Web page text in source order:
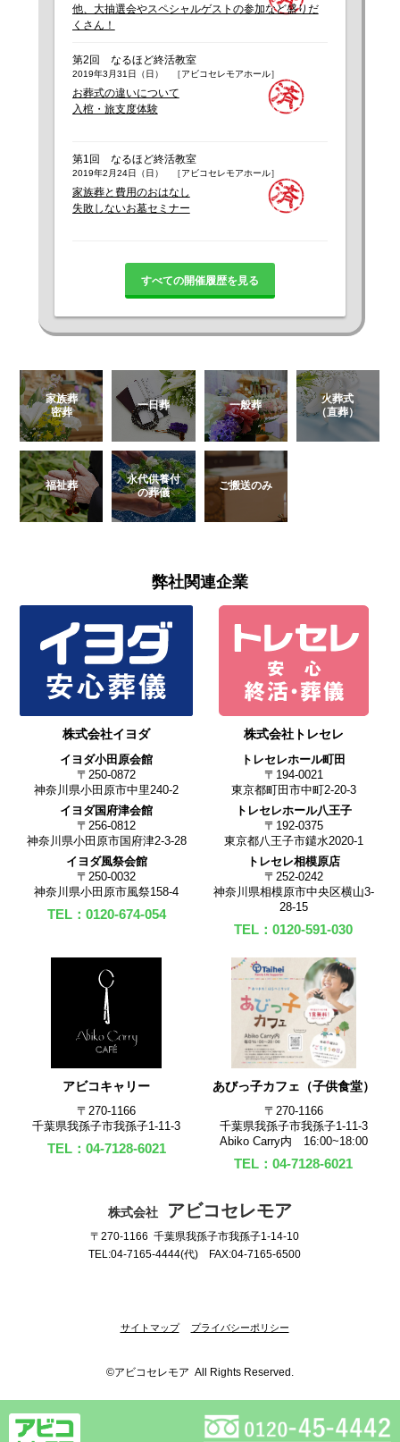
他、大抽選会やスペシャルゲストの参加など盛りだ
くさん！
第2回 なるほど終活教室
2019年3月31日（日） ［アビコセレモアホール］
お葬式の違いについて
入棺・旅支度体験
第1回 なるほど終活教室
2019年2月24日（日） ［アビコセレモアホール］
家族葬と費用のおはなし
失敗しないお墓セミナー
すべての開催履歴を見る
家族葬
密葬
一日葬 一般葬
火葬式
（直葬）
福祉葬
永代供養付
の葬儀
ご搬送のみ
弊社関連企業
株式会社イヨダ
イヨダ小田原会館
〒250-0872
神奈川県小田原市中里240-2
イヨダ国府津会館
〒256-0812
神奈川県小田原市国府津2-3-28
イヨダ風祭会館
〒250-0032
神奈川県小田原市風祭158-4
TEL：0120-674-054
株式会社トレセレ
トレセレホール町田
〒194-0021
東京都町田市中町2-20-3
トレセレホール八王子
〒192-0375
東京都八王子市鑓水2020-1
トレセレ相模原店
〒252-0242
神奈川県相模原市中央区横山3-
28-15
TEL：0120-591-030
アビコキャリー
〒270‐1166
千葉県我孫子市我孫子1-11-3
TEL：04-7128-6021
あびっ子カフェ（子供食堂）
〒270‐1166
千葉県我孫子市我孫子1-11-3
Abiko Carry内 16:00~18:00
TEL：04-7128-6021
株式会社 アビコセレモア
〒270-1166 千葉県我孫子市我孫子1-14-10
TEL:04-7165-4444(代) FAX:04-7165-6500
サイトマップ プライバシーポリシー
©アビコセレモア All Rights Reserved.